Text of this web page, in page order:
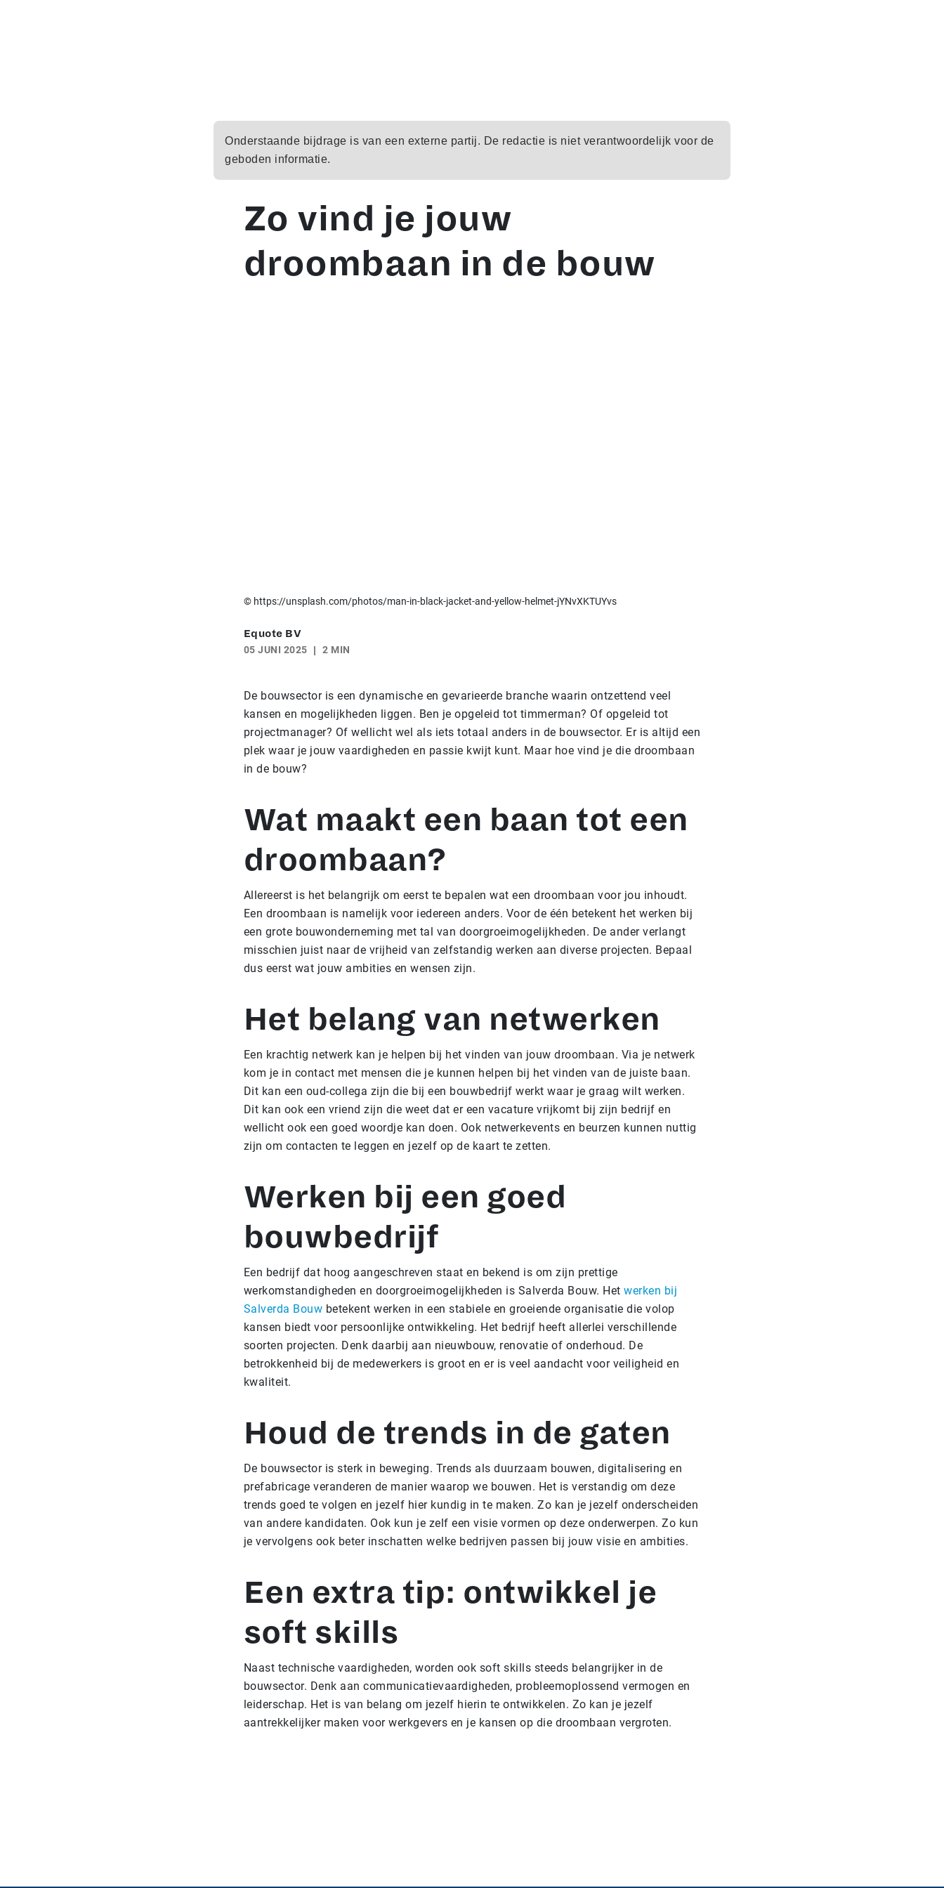
Onderstaande bijdrage is van een externe partij. De redactie is niet verantwoordelijk voor de
geboden informatie.
Zo vind je jouw
droombaan in de bouw
© https://unsplash.com/photos/man-in-black-jacket-and-yellow-helmet-jYNvXKTUYvs
Equote BV
05 JUNI 2025
2 MIN
De bouwsector is een dynamische en gevarieerde branche waarin ontzettend veel
kansen en mogelijkheden liggen. Ben je opgeleid tot timmerman? Of opgeleid tot
projectmanager? Of wellicht wel als iets totaal anders in de bouwsector. Er is altijd een
plek waar je jouw vaardigheden en passie kwijt kunt. Maar hoe vind je die droombaan
in de bouw?
Wat maakt een baan tot een
droombaan?
Allereerst is het belangrijk om eerst te bepalen wat een droombaan voor jou inhoudt.
Een droombaan is namelijk voor iedereen anders. Voor de één betekent het werken bij
een grote bouwonderneming met tal van doorgroeimogelijkheden. De ander verlangt
misschien juist naar de vrijheid van zelfstandig werken aan diverse projecten. Bepaal
dus eerst wat jouw ambities en wensen zijn.
Het belang van netwerken
Een krachtig netwerk kan je helpen bij het vinden van jouw droombaan. Via je netwerk
kom je in contact met mensen die je kunnen helpen bij het vinden van de juiste baan.
Dit kan een oud-collega zijn die bij een bouwbedrijf werkt waar je graag wilt werken.
Dit kan ook een vriend zijn die weet dat er een vacature vrijkomt bij zijn bedrijf en
wellicht ook een goed woordje kan doen. Ook netwerkevents en beurzen kunnen nuttig
zijn om contacten te leggen en jezelf op de kaart te zetten.
Werken bij een goed
bouwbedrijf
Een bedrijf dat hoog aangeschreven staat en bekend is om zijn prettige
werkomstandigheden en doorgroeimogelijkheden is Salverda Bouw. Het werken bij
Salverda Bouw betekent werken in een stabiele en groeiende organisatie die volop
kansen biedt voor persoonlijke ontwikkeling. Het bedrijf heeft allerlei verschillende
soorten projecten. Denk daarbij aan nieuwbouw, renovatie of onderhoud. De
betrokkenheid bij de medewerkers is groot en er is veel aandacht voor veiligheid en
kwaliteit.
Houd de trends in de gaten
De bouwsector is sterk in beweging. Trends als duurzaam bouwen, digitalisering en
prefabricage veranderen de manier waarop we bouwen. Het is verstandig om deze
trends goed te volgen en jezelf hier kundig in te maken. Zo kan je jezelf onderscheiden
van andere kandidaten. Ook kun je zelf een visie vormen op deze onderwerpen. Zo kun
je vervolgens ook beter inschatten welke bedrijven passen bij jouw visie en ambities.
Een extra tip: ontwikkel je
soft skills
Naast technische vaardigheden, worden ook soft skills steeds belangrijker in de
bouwsector. Denk aan communicatievaardigheden, probleemoplossend vermogen en
leiderschap. Het is van belang om jezelf hierin te ontwikkelen. Zo kan je jezelf
aantrekkelijker maken voor werkgevers en je kansen op die droombaan vergroten.